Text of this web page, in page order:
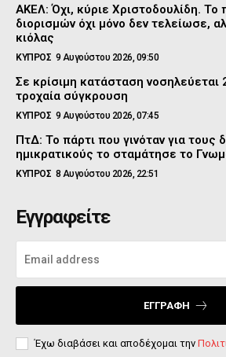
ΑΚΕΛ: Όχι, κύριε Χριστοδουλίδη. Το
διορισμών όχι μόνο δεν τελείωσε,
κιόλας
ΚΥΠΡΟΣ 9 Αυγούστου 2026, 09:50
Σε κρίσιμη κατάσταση νοσηλεύεται
τροχαία σύγκρουση
ΚΥΠΡΟΣ 9 Αυγούστου 2026, 07:45
ΠτΔ: Το πάρτι που γινόταν για τους
ημικρατικούς το σταμάτησε το
ΚΥΠΡΟΣ 8 Αυγούστου 2026, 22:51
Εγγραφείτε
ΕΓΓΡΑΦΉ
Έχω διαβάσει και αποδέχομαι την